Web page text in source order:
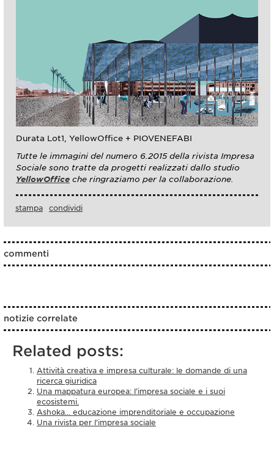
Durata Lot1, YellowOffice + PIOVENEFABI
Tutte le immagini del numero 6.2015 della rivista Impresa
Sociale sono tratte da progetti realizzati dallo studio
YellowOffice che ringraziamo per la collaborazione.
stampa condividi
commenti
notizie correlate
Related posts:
Attività creativa e impresa culturale: le domande di una
ricerca giuridica
Una mappatura europea: l’impresa sociale e i suoi
ecosistemi.
Ashoka… educazione imprenditoriale e occupazione
Una rivista per l’impresa sociale